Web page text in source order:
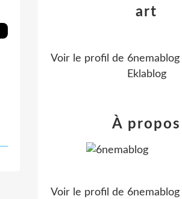
art
Voir le profil de 6nemablog
Eklablog
À propos
Voir le profil de 6nemablog